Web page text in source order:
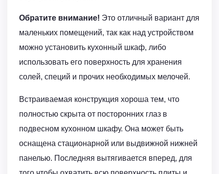
Обратите внимание! Это отличный вариант для
маленьких помещений, так как над устройством
можно установить кухонный шкаф, либо
использовать его поверхность для хранения
солей, специй и прочих необходимых мелочей.
Встраиваемая конструкция хороша тем, что
полностью скрыта от посторонних глаз в
подвесном кухонном шкафу. Она может быть
оснащена стационарной или выдвижной нижней
панелью. Последняя вытягивается вперед, для